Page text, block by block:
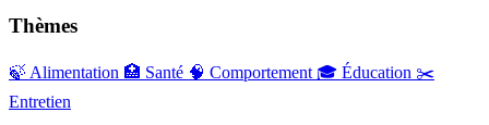
Thèmes
🍃 Alimentation 🏥 Santé 🧠 Comportement 🎓 Éducation ✂️
Entretien